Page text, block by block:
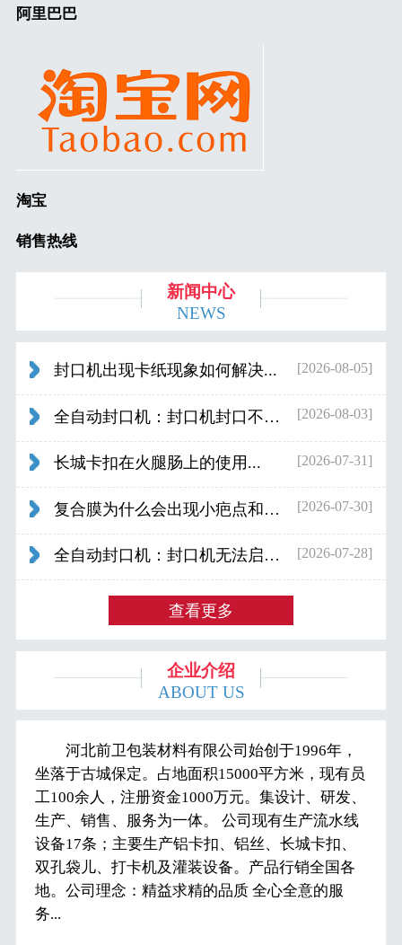
阿里巴巴
淘宝
销售热线
新闻中心
NEWS
封口机出现卡纸现象如何解决... [2026-08-05]
全自动封口机：封口机封口不好应检查什... [2026-08-03]
长城卡扣在火腿肠上的使用... [2026-07-31]
复合膜为什么会出现小疤点和波浪纹... [2026-07-30]
全自动封口机：封口机无法启动怎么办... [2026-07-28]
查看更多
企业介绍
ABOUT US
河北前卫包装材料有限公司始创于1996年，
坐落于古城保定。占地面积15000平方米，现有员
工100余人，注册资金1000万元。集设计、研发、
生产、销售、服务为一体。 公司现有生产流水线
设备17条；主要生产铝卡扣、铝丝、长城卡扣、
双孔袋儿、打卡机及灌装设备。产品行销全国各
地。公司理念：精益求精的品质 全心全意的服
务...